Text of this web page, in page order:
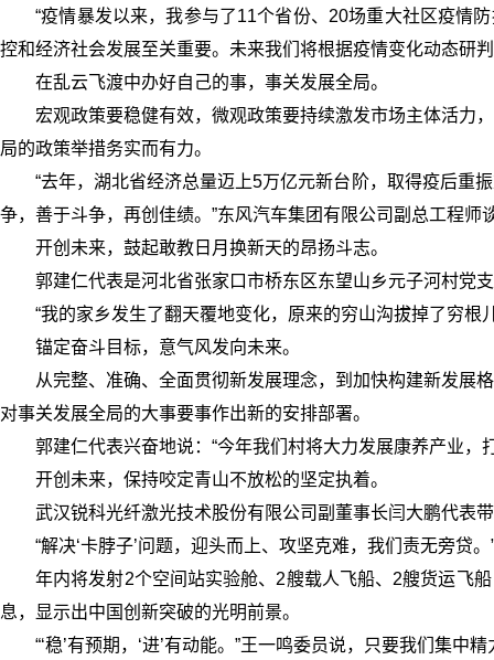
“疫情暴发以来，我参与了11个省份、20场重大社区疫情
控和经济社会发展至关重要。未来我们将根据疫情变化动态研
在乱云飞渡中办好自己的事，事关发展全局。
宏观政策要稳健有效，微观政策要持续激发市场主体活
局的政策举措务实而有力。
“去年，湖北省经济总量迈上5万亿元新台阶，取得疫后重
争，善于斗争，再创佳绩。”东风汽车集团有限公司副总工程师
开创未来，鼓起敢教日月换新天的昂扬斗志。
郭建仁代表是河北省张家口市桥东区东望山乡元子河村党
“我的家乡发生了翻天覆地变化，原来的穷山沟拔掉了穷根
锚定奋斗目标，意气风发向未来。
从完整、准确、全面贯彻新发展理念，到加快构建新发展
对事关发展全局的大事要事作出新的安排部署。
郭建仁代表兴奋地说：“今年我们村将大力发展康养产业
开创未来，保持咬定青山不放松的坚定执着。
武汉锐科光纤激光技术股份有限公司副董事长闫大鹏代表
“解决‘卡脖子’问题，迎头而上、攻坚克难，我们责无旁贷
年内将发射2个空间站实验舱、2艘载人飞船、2艘货运飞
息，显示出中国创新突破的光明前景。
“‘稳’有预期，‘进’有动能。”王一鸣委员说，只要我们集